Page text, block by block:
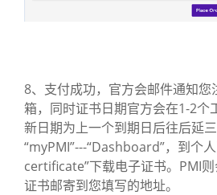
8、支付成功，官方会邮件通知您
箱，同时证书日期官方会在1-2个
新日期为上一个到期日后往后延三
“myPMI”---“Dashboard”，到个
certificate”下载电子证书。PMI
证书邮寄到您填写的地址。